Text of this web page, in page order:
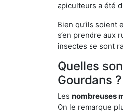
apiculteurs a été
Bien qu’ils soient
s’en prendre aux
insectes se sont
Quelles
Gourdans ?
Les nombreuses
On le remarque